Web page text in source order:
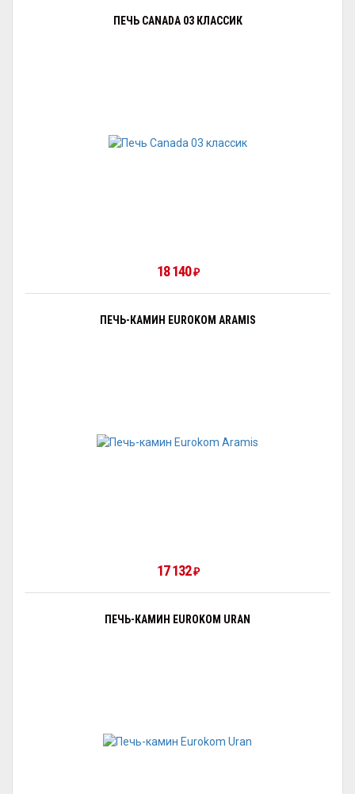
ПЕЧЬ CANADA 03 КЛАССИК
18 140₽
ПЕЧЬ-КАМИН EUROKOM ARAMIS
17 132₽
ПЕЧЬ-КАМИН EUROKOM URAN